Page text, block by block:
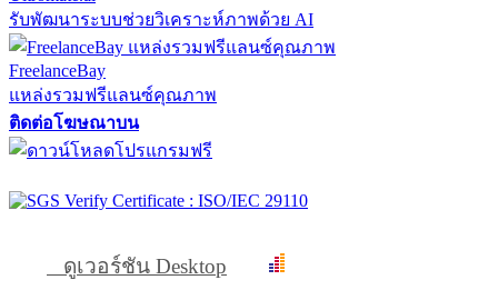
รับพัฒนาระบบช่วยวิเคราะห์ภาพด้วย AI
FreelanceBay
แหล่งรวมฟรีแลนซ์คุณภาพ
ติดต่อโฆษณาบน
ดูเวอร์ชัน Desktop